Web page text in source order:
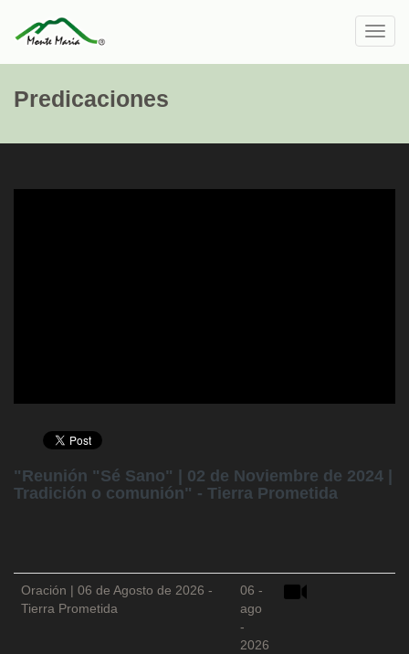
Predicaciones
"Reunión "Sé Sano" | 02 de Noviembre de 2024 |
Tradición o comunión" - Tierra Prometida
Oración | 06 de Agosto de 2026 -
Tierra Prometida
06 -
ago
-
2026